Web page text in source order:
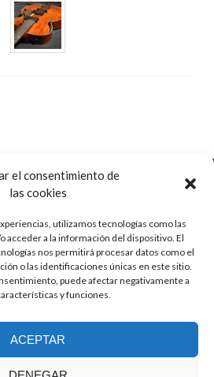
el consentimiento de
las cookies
utilizamos tecnologías como las
acceder a la información del dispositivo. El
nos permitirá procesar datos como el
o las identificaciones únicas en este sitio.
puede afectar negativamente a
y funciones.
ACEPTAR
de Pozorrubio, 92
de Santiago, Cuenca
Spain
guitarrasjaen.com
620 791 064